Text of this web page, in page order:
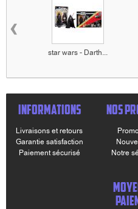
star wars - Darth...
‹
INFORMATIONS
Livraisons et retours
Garantie satisfaction
Paiement sécurisé
NOS
Notre